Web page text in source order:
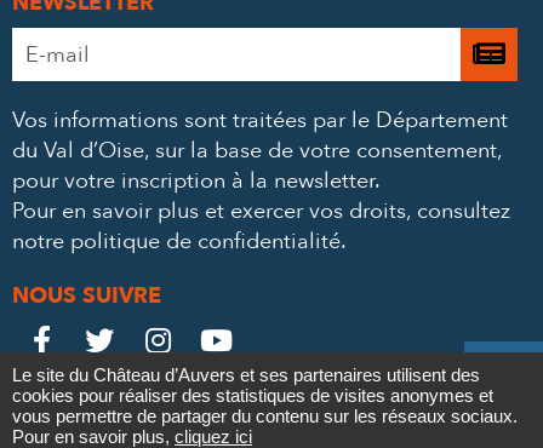
Contact
Adresse
e-
*
Je
à
Vos informations sont traitées par le Département
du Val d’Oise, sur la base de votre consentement,
pour votre inscription à la newsletter.
Pour en savoir plus et exercer vos droits, consultez
notre politique de confidentialité.
NOUS SUIVRE
Le
Château

Le
Château

Le
Château

Le
Château

Mentions légales Politique de confidentialité
Crédits
Partenaires & Mécènes
Recrutement
Le site du Château d’Auvers et ses partenaires utilisent des
cookies pour réaliser des statistiques de visites anonymes et
vous permettre de partager du contenu sur les réseaux sociaux.
Pour en savoir plus, cliquez ici